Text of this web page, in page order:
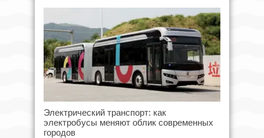
Электрический транспорт: как
электробусы меняют облик современных
городов